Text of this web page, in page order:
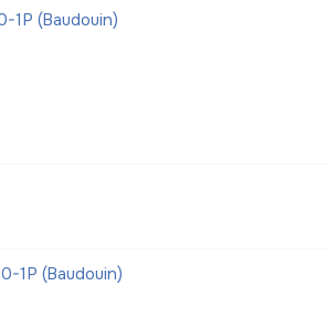
1Р (Baudouin)
1Р (Baudouin)